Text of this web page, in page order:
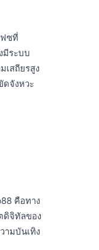
ซที่
มีระบบ
เสถียรสูง
ดจังหวะ
คือทาง
ดิจิทัลของ
ามบันเทิง